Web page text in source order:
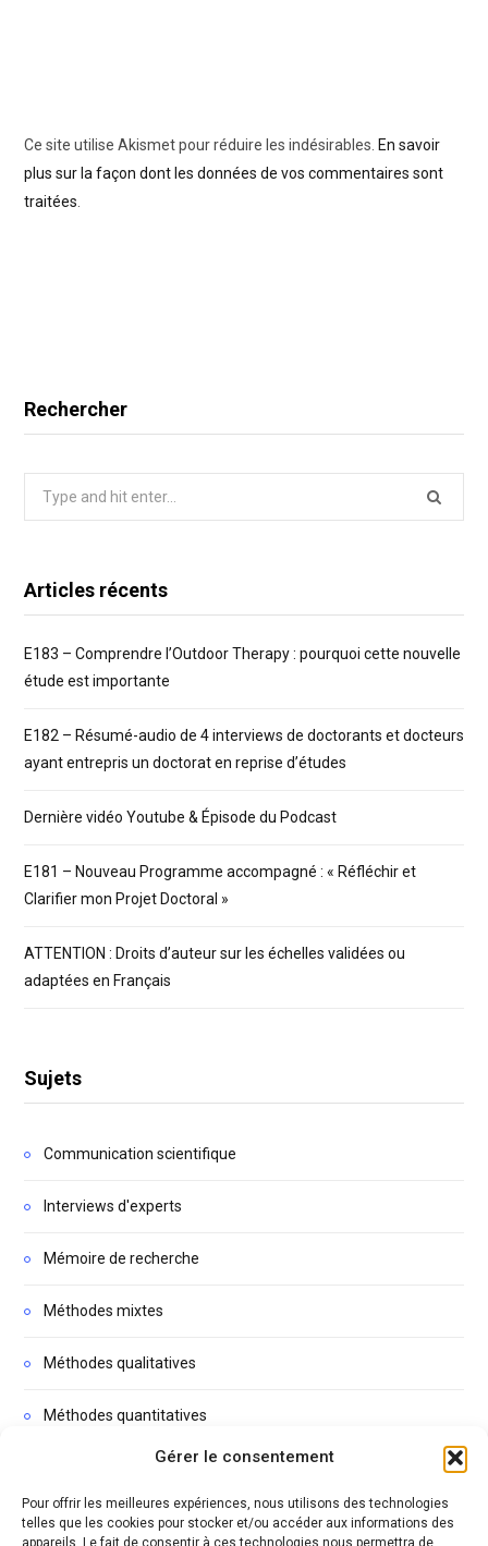
Gérer le consentement
Pour offrir les meilleures expériences, nous utilisons des technologies
telles que les cookies pour stocker et/ou accéder aux informations des
appareils. Le fait de consentir à ces technologies nous permettra de
Ce site utilise Akismet pour réduire les indésirables. En savoir
plus sur la façon dont les données de vos commentaires sont
traitées
Rechercher
Articles récents
E183 – Comprendre l’Outdoor Therapy : pourquoi cette nouvelle
étude est importante
E182 – Résumé-audio de 4 interviews de doctorants et docteurs
ayant entrepris un doctorat en reprise d’études
Dernière vidéo Youtube & Épisode du Podcast
E181 – Nouveau Programme accompagné : « Réfléchir et
Clarifier mon Projet Doctoral »
ATTENTION : Droits d’auteur sur les échelles validées ou
adaptées en Français
Sujets
Communication scientifique
Interviews d'experts
Mémoire de recherche
Méthodes mixtes
Méthodes qualitatives
Méthodes quantitatives
Podcasts